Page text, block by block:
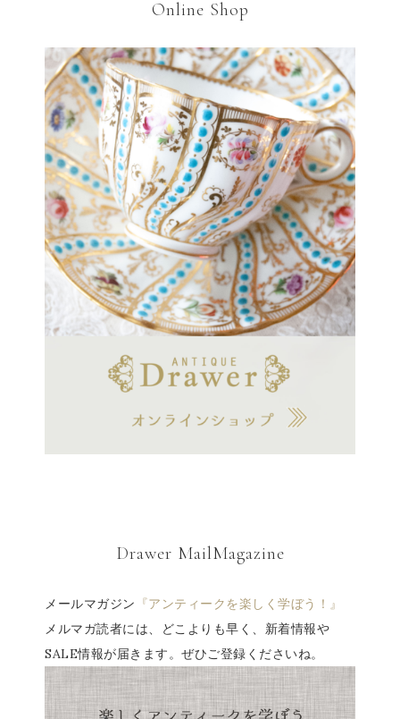
Online Shop
Drawer MailMagazine
メールマガジン 『アンティークを楽しく学ぼう！』
メルマガ読者には、どこよりも早く、新着情報や
SALE情報が届きます。ぜひご登録くださいね。